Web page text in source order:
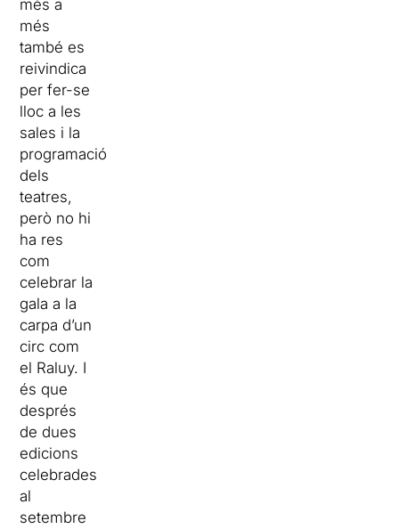
més a
més
també es
reivindica
per fer-se
lloc a les
sales i la
programació
dels
teatres,
però no hi
ha res
com
celebrar la
gala a la
carpa d’un
circ com
el Raluy. I
és que
després
de dues
edicions
celebrades
al
setembre